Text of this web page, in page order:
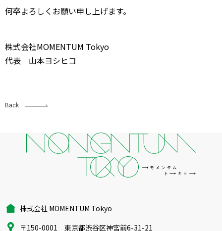
何卒よろしくお願い申し上げます。
株式会社MOMENTUM Tokyo
代表 山本ヨシヒコ
Back
株式会社 MOMENTUM Tokyo
〒150-0001 東京都渋谷区神宮前6-31-21